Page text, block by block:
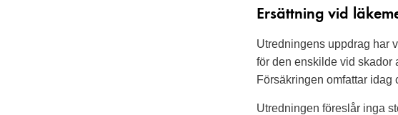
Ersättning vid
Utredningens uppdrag har
för den enskilde vid skador
Försäkringen omfattar
Utredningen föreslår inga